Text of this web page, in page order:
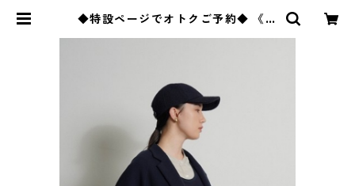
◆特設ページでオトクご予約◆ 《シ